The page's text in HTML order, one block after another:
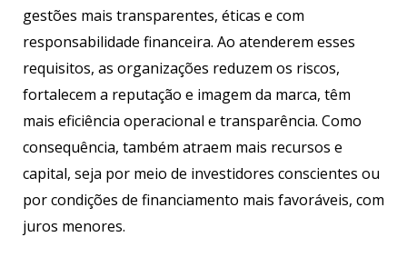
gestões mais transparentes, éticas e com
responsabilidade financeira. Ao atenderem esses
requisitos, as organizações reduzem os riscos,
fortalecem a reputação e imagem da marca, têm
mais eficiência operacional e transparência. Como
consequência, também atraem mais recursos e
capital, seja por meio de investidores conscientes ou
por condições de financiamento mais favoráveis, com
juros menores.